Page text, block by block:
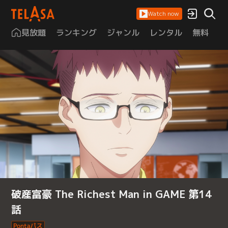
Watch now
見放題 ランキング ジャンル レンタル 無料
破産富豪 The Richest Man in GAME 第14
話